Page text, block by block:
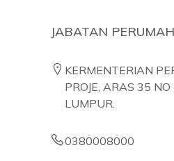
JABATAN
KERMENTERIAN
PROJE, ARAS 35
LUMPUR.
0380008000